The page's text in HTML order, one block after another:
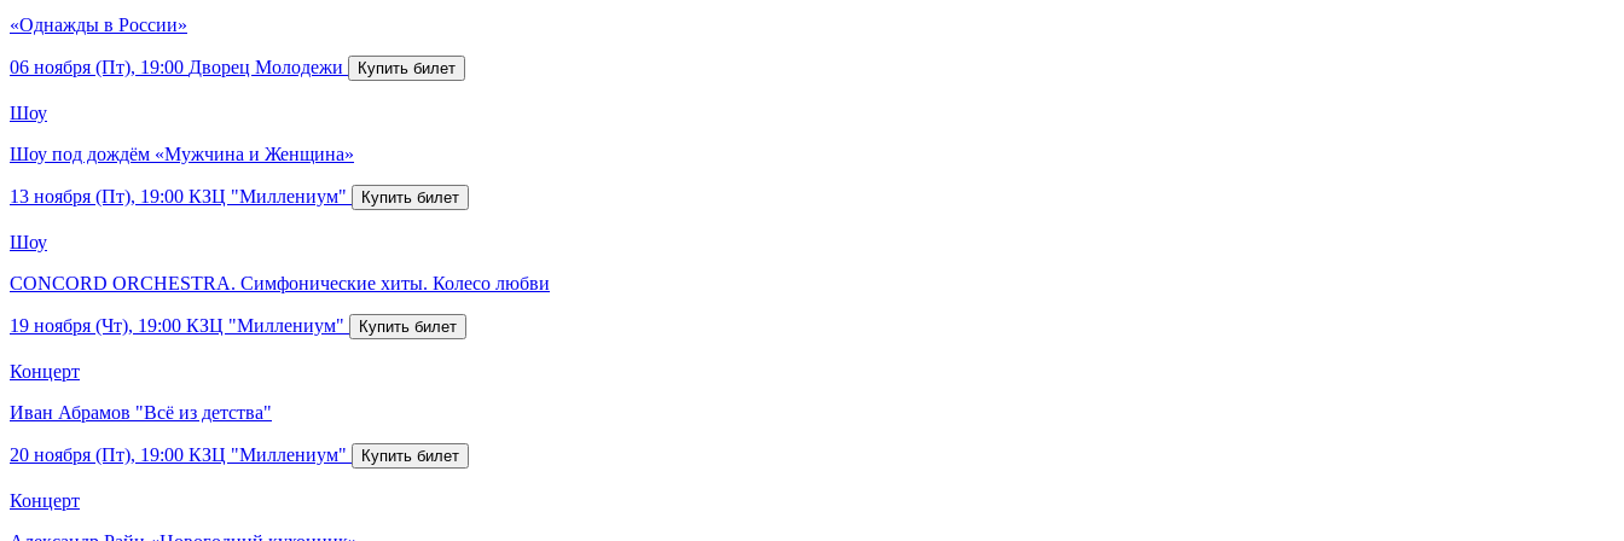
«Однажды в России»
06 ноября (Пт), 19:00 Дворец Молодежи
Шоу
Шоу под дождём «Мужчина и Женщина»
13 ноября (Пт), 19:00 КЗЦ "Миллениум"
Шоу
CONCORD ORCHESTRA. Симфонические хиты. Колесо любви
19 ноября (Чт), 19:00 КЗЦ "Миллениум"
Концерт
Иван Абрамов "Всё из детства"
20 ноября (Пт), 19:00 КЗЦ "Миллениум"
Концерт